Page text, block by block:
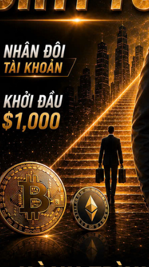
2022. Nhu cầu từ các tổ
hiệu “sập mạnh”, nhưng
Kết luận nhanh:
Thị trường tiền mã hóa đang
hỗ trợ như chính sách tại Mỹ
giảm và cảnh báo về an
định hướng chiến lược đầu tư
Nguồn: Tổng hợp
——————–
MAU BUI FINANCE – Với
Hotline: +1 866-212-3389
MauBuiFinance.com
Tham gia Discord VIP Group:
https://